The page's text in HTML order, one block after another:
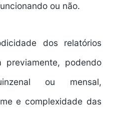
ou não.
dos relatórios
previamente, podendo
ou mensal,
e complexidade das